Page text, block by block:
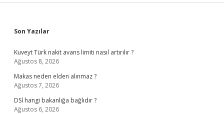
Sidebar
Son Yazılar
Kuveyt Türk nakit avans limiti nasıl artırılır ?
Ağustos 8, 2026
Makas neden elden alınmaz ?
Ağustos 7, 2026
DSİ hangi bakanlığa bağlıdır ?
Ağustos 6, 2026